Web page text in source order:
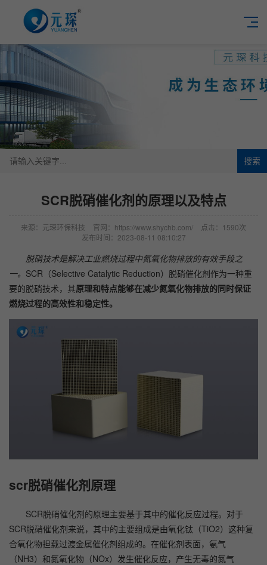
搜索
SCR脱硝催化剂的原理以及特点
来源：元琛环保科技 官网：https://www.shychb.com/
点击：1590次
发布时间：2023-08-11 08:10:27
脱硝技术是解决工业燃烧过程中氮氧化物排放的有效手段之
一。 SCR（Selective Catalytic Reduction）脱硝催化剂作为一种重
要的脱硝技术，其原理和特点能够在减少氮氧化物排放的同时保证
燃烧过程的高效性和稳定性。
scr脱硝催化剂原理
SCR脱硝催化剂的原理主要基于其中的催化反应过程。对于
SCR脱硝催化剂来说，其中的主要组成是由氧化钛（TiO2）这种复
合氧化物担载过渡金属催化剂组成的。在催化剂表面，氨气
（NH3）和氮氧化物（NOx）发生催化反应，产生无毒的氮气